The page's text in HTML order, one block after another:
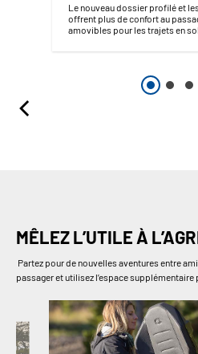
Le nouveau dossier profilé et
offrent plus de confort au
amovibles pour les trajets en
MÊLEZ L’UTILE À
Partez pour de nouvelles aventures entre
passager et utilisez l’espace